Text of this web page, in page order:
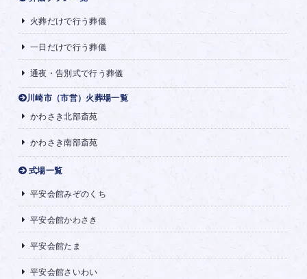
火葬だけで行う葬儀
一日だけで行う葬儀
通夜・告別式で行う葬儀
川崎市（市営）火葬場一覧
かわさき北部斎苑
かわさき南部斎苑
式場一覧
平安会館みぞのくち
平安会館かわさき
平安会館たま
平安会館さいわい